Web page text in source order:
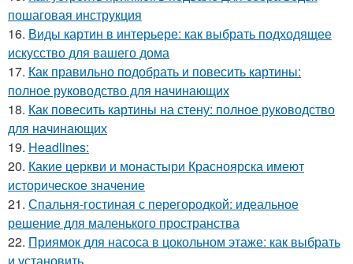
пошаговая инструкция
16. Виды картин в интерьере: как выбрать подходящее
искусство для вашего дома
17. Как правильно подобрать и повесить картины:
полное руководство для начинающих
18. Как повесить картины на стену: полное руководство
для начинающих
19. Headlines:
20. Какие церкви и монастыри Красноярска имеют
историческое значение
21. Спальня-гостиная с перегородкой: идеальное
решение для маленького пространства
22. Приямок для насоса в цокольном этаже: как выбрать